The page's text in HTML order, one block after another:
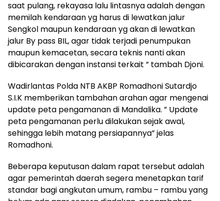
saat pulang, rekayasa lalu lintasnya adalah dengan
memilah kendaraan yg harus di lewatkan jalur
Sengkol maupun kendaraan yg akan di lewatkan
jalur By pass BIL, agar tidak terjadi penumpukan
maupun kemacetan, secara teknis nanti akan
dibicarakan dengan instansi terkait ” tambah Djoni.
Wadirlantas Polda NTB AKBP Romadhoni Sutardjo
S.I.K memberikan tambahan arahan agar mengenai
update peta pengamanan di Mandalika. ” Update
peta pengamanan perlu dilakukan sejak awal,
sehingga lebih matang persiapannya” jelas
Romadhoni.
Beberapa keputusan dalam rapat tersebut adalah
agar pemerintah daerah segera menetapkan tarif
standar bagi angkutan umum, rambu – rambu yang